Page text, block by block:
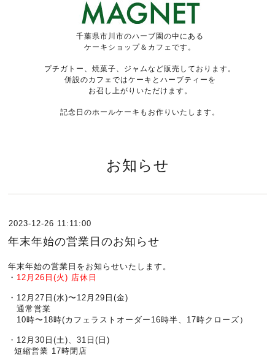
千葉県市川市のハーブ園の中にある
ケーキショップ＆カフェです。
プチガトー、焼菓子、ジャムなど販売しております。
併設のカフェではケーキとハーブティーを
お召し上がりいただけます。
記念日のホールケーキもお作りいたします。
お知らせ
2023-12-26 11:11:00
年末年始の営業日のお知らせ
年末年始の営業日をお知らせいたします。
・ 12月26日(火) 店休日
・12月27日(水)〜12月29日(金)
通常営業
10時〜18時(カフェラストオーダー16時半、17時クローズ）
・12月30日(土)、31日(日)
短縮営業 17時閉店